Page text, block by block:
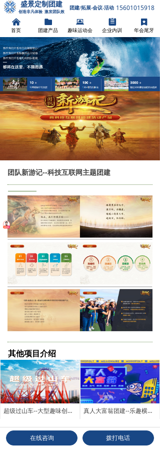
낀
首页
뀕
团建产品
뀵
趣味运动会
뀳
企业内训
끈
年会尾牙
盛景定制团建
创造非凡体验 激发团队效
团建/拓展-会议-活动 15601015918
团队新游记--科技互联网主题团建
超级过山车--大型趣味创新主题团建 真人大富翁团建--乐趣横生，策略PK
查看更多
其他项目介绍
在线咨询 拨打电话